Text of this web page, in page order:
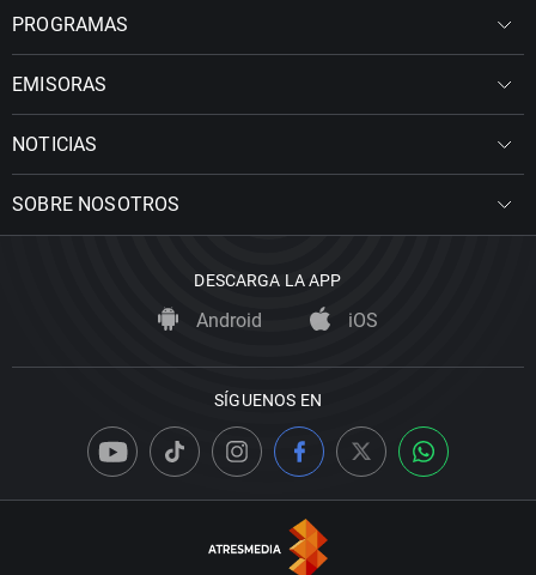
PROGRAMAS
EMISORAS
NOTICIAS
SOBRE NOSOTROS
DESCARGA LA APP
Android iOS
SÍGUENOS EN